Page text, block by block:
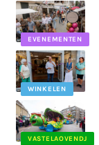
EVENEMENTEN
WINKELEN
VASTELAOVENDJ